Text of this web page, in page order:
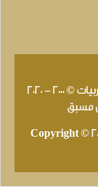
- 2020
مسبق
Copyright ©